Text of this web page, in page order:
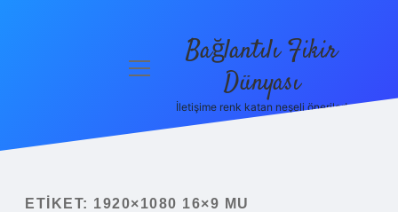
menüyü
Bağlantılı Fikir
Dünyası
İletişime renk katan neşeli öneriler!
ETIKET: 1920×1080 16×9 MU